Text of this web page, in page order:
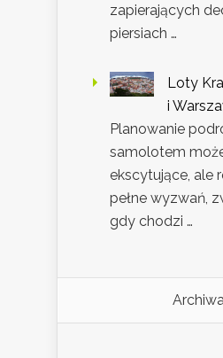
zapierających
piersiach …
Loty
i
Planowanie
samolotem
ekscytujące, ale
pełne wyzwań,
gdy chodzi …